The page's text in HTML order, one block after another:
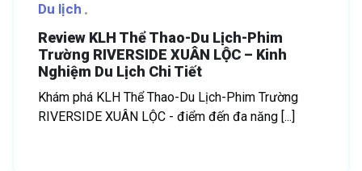
Du lịch
Review KLH Thể Thao-Du Lịch-Phim
Trường RIVERSIDE XUÂN LỘC – Kinh
Nghiệm Du Lịch Chi Tiết
Khám phá KLH Thể Thao-Du Lịch-Phim Trường
RIVERSIDE XUÂN LỘC - điểm đến đa năng [...]